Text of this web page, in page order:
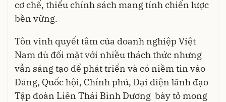
cơ chế, thiếu chính sách mang tính chiến lược
bền vững.
Tôn vinh quyết tâm của doanh nghiệp Việt
Nam dù đối mặt với nhiều thách thức nhưng
vẫn sáng tạo để phát triển và có niềm tin vào
Đảng, Quốc hội, Chính phủ, Đại diện lãnh đạo
Tập đoàn Liên Thái Bình Dương bày tỏ mong